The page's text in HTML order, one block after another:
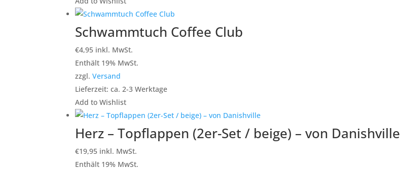
Schwammtuch Coffee Club
€4,95 inkl. MwSt.
Enthält 19% MwSt.
zzgl.Versand
Lieferzeit: ca. 2-3 Werktage
Add to Wishlist
Herz – Topflappen (2er-Set / beige) – von Danishville
€19,95 inkl. MwSt.
Enthält 19% MwSt.